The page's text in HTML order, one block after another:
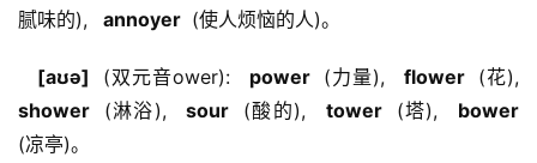
腻味的),
  annoyer
(使人烦恼的人)。
  [aʊə]
(双元音ower):
  power
(力量),
  flower
shower
(淋浴),
  sour
(酸的),
  tower
(塔),
(凉亭)。